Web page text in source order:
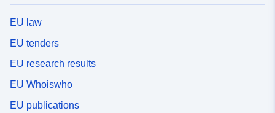
EU law
EU tenders
EU research results
EU Whoiswho
EU publications